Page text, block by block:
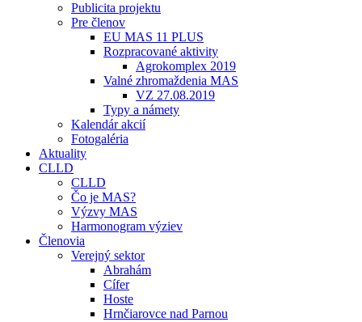
Publicita projektu
Pre členov
EU MAS 11 PLUS
Rozpracované aktivity
Agrokomplex 2019
Valné zhromaždenia MAS
VZ 27.08.2019
Typy a námety
Kalendár akcií
Fotogaléria
Aktuality
CLLD
CLLD
Čo je MAS?
Výzvy MAS
Harmonogram výziev
Členovia
Verejný sektor
Abrahám
Cífer
Hoste
Hrnčiarovce nad Parnou